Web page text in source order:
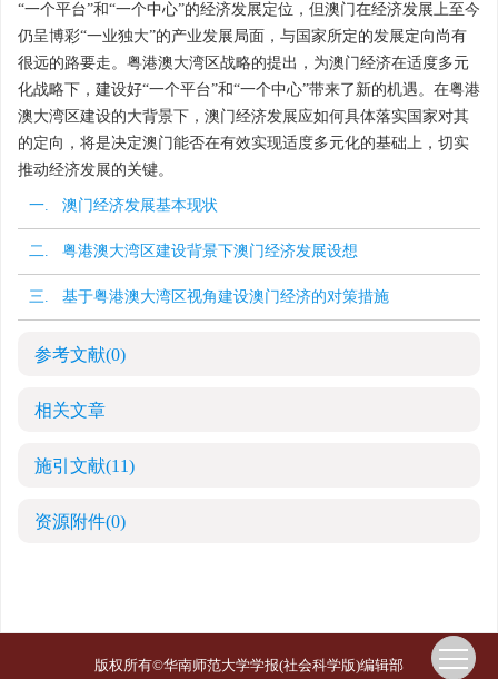
“一个平台”和“一个中心”的经济发展定位，但澳门在经济发展上至今
仍呈博彩“一业独大”的产业发展局面，与国家所定的发展定向尚有
很远的路要走。粤港澳大湾区战略的提出，为澳门经济在适度多元
化战略下，建设好“一个平台”和“一个中心”带来了新的机遇。在粤港
澳大湾区建设的大背景下，澳门经济发展应如何具体落实国家对其
的定向，将是决定澳门能否在有效实现适度多元化的基础上，切实
推动经济发展的关键。
一. 澳门经济发展基本现状
二. 粤港澳大湾区建设背景下澳门经济发展设想
三. 基于粤港澳大湾区视角建设澳门经济的对策措施
参考文献(0)
相关文章
施引文献(11)
资源附件(0)
版权所有©华南师范大学学报(社会科学版)编辑部